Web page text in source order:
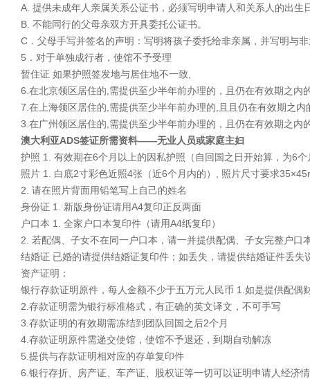
A. 提供未成年人亲属关系公证书，必须写明申请人和关系人的出
B. 不能同行的父母亲双方开具委托公证书。
C．父母手写并签名的声明：写明将孩子委托给非亲属，并写明与
5．对于单独成行者，使馆不予受理
暂住证 如果护照签发地与居住地不一致,
6.在北京领区居住的,需提供至少半年前办理的，且仍在有效期之内
7.在上海领区居住的,需提供至少半年前办理的,且且仍在有效期之内
3.在广州领区居住的,需提供至少半年前办理的，且仍在有效期之内
澳大利亚ADS签证所需资料――无业人员或家庭主妇
护照 1. 有效期在6个月以上的因私护照（自回国之日开始算，为6个
照片 1. 白底2寸彩色近照4张（近6个月内的）, 照片尺寸要求
2. 请在照片背面用铅笔写上自己的姓名
身份证 1. 新版身份证请用A4复印正反两面
户口本 1. 全家户口本复印件（请用A4纸复印）
2. 若配偶、子女不在同一户口本，请一并提供配偶、子女完整户
结婚证 已婚的请提供结婚证复印件；如丢失，请提供结婚证件丢失
资产证明：
银行存款证明原件，每人金额不少于五万元人民币 1.如是提供配
2.存款证明需为银行标准格式，有正确的英文译文，不可手写
3.存款证明的有效期需冻结到团队回国之后2个月
4.存款证明原件需递交使馆，使馆不予退还，到期自动解冻
5.提供与存款证明相对应的存单复印件
6.银行存折、房产证、车产证、股权证等一切可以证明申请人经济